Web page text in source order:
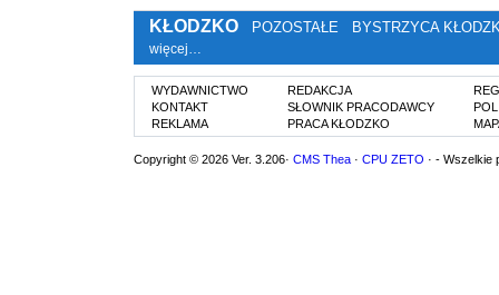
KŁODZKO POZOSTAŁE BYSTRZYCA
więcej…
WYDAWNICTWO
KONTAKT
REKLAMA
REDAKCJA
SŁOWNIK PRACODAWCY
PRACA KŁODZKO
Copyright © 2026 Ver. 3.206· CMS Thea · CPU ZETO · - Wszelkie